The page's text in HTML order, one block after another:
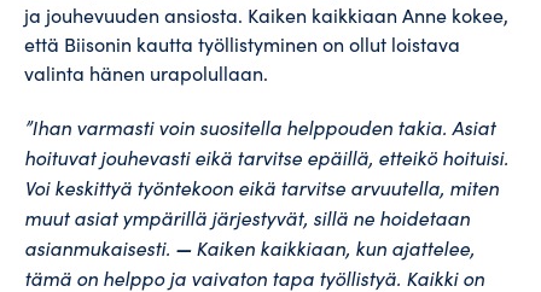
ja jouhevuuden ansiosta. Kaiken kaikkiaan Anne kokee,
että Biisonin kautta työllistyminen on ollut loistava
valinta hänen urapolullaan.
”Ihan varmasti voin suositella helppouden takia. Asiat
hoituvat jouhevasti eikä tarvitse epäillä, etteikö hoituisi.
Voi keskittyä työntekoon eikä tarvitse arvuutella, miten
muut asiat ympärillä järjestyvät, sillä ne hoidetaan
asianmukaisesti. —Kaiken kaikkiaan, kun ajattelee,
tämä on helppo ja vaivaton tapa työllistyä. Kaikki on